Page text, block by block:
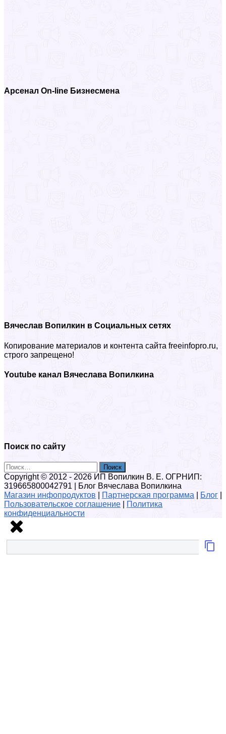
Арсенал On-line Бизнесмена
Вячеслав Вопилкин в Социальных сетях
Копирование материалов и контента сайта freeinfopro.ru,
строго запрещено!
Youtube канал Вячеслава Вопилкина
Поиск по сайту
Найти:
Copyright © 2012 - 2026 ИП Вопилкин В. Е. ОГРНИП:
319665800042791 | Блог Вячеслава Вопилкина
Магазин инфопродуктов
Партнерская программа Блог
Пользовательское соглашение
Политика
конфиденциальности